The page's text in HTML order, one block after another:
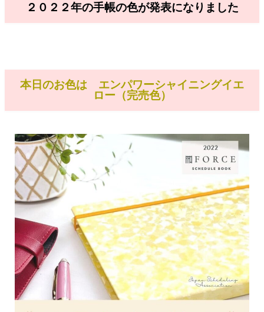
２０２２年の手帳の色が発表になりました
本日のお色は エンパワーシャイニングイエ
ロー（完売色）